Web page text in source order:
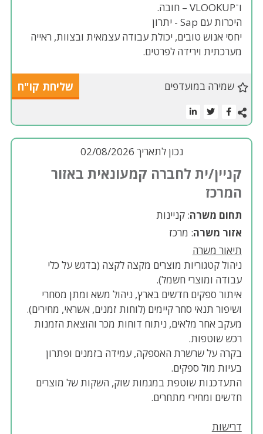
ו־VLOOKUP – חובה.
היכרות עם Sap - יתרון
יחסי אנוש טובים, יכולת עבודה עצמאית ובצוות, ראייה
מערכתית וירידה לפרטים.
שמירה במועדפים שליחת קו"ח
נכון לתאריך 02/08/2026
קניין/ית לחברה קמעונאית באזור
המרכז
תחום משרה: קניינות
אזור משרה: מרכז
תיאור משרה
ניהול קטגוריות מוצרים מקצה לקצה (בדגש על כלי
עבודה ומוצרי חשמל).
איתור ספקים חדשים בארץ, ניהול משא ומתן מסחרי
ושיפור תנאי סחר קיימים (לוחות זמנים, אשראי, מחירים).
מעקב אחר מלאים, ניתוח דוחות מכר והוצאת הזמנות
רכש שוטפות.
בקרה על שרשרת האספקה, עמידה בזמנים ופתרון
בעיות מול ספקים.
התעדכנות שוטפת במגמות שוק, השקות של מוצרים
חדשים ומחירי מתחרים.
דרישות